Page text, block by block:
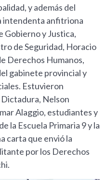
y además del
intendenta anfitriona
Gobierno y Justica,
de Seguridad, Horacio
Derechos Humanos,
gabinete provincial y
Estuvieron
Nelson
Alaggio, estudiantes y
la Escuela Primaria 9 y la
carta que envió la
por los Derechos